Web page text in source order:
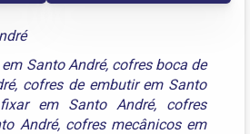
Santo André, cofres boca de
, cofres de embutir em Santo
em Santo André, cofres
André, cofres mecânicos em